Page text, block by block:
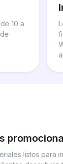
10 a
listos para